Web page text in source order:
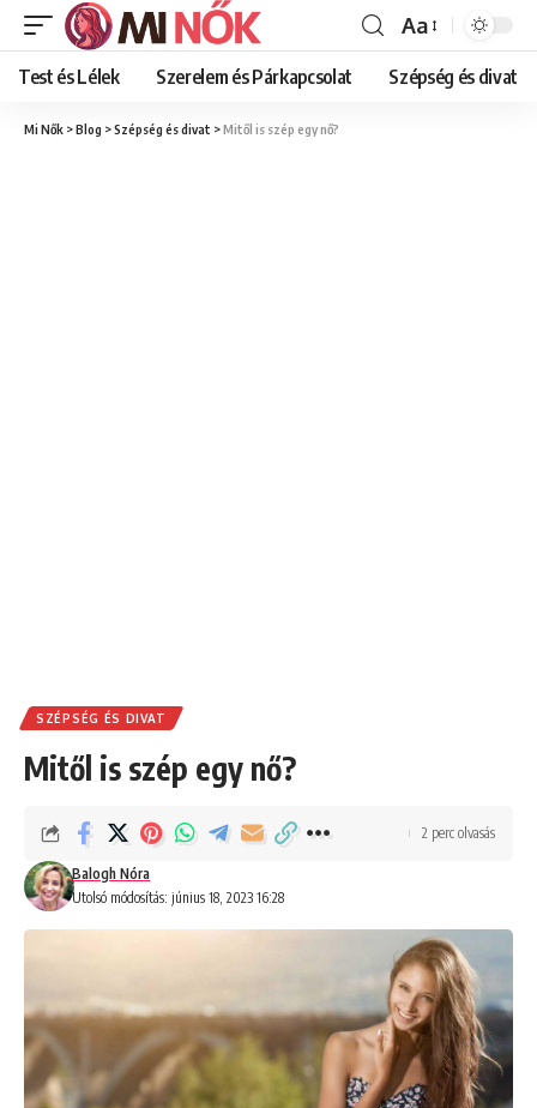
Font
Resizer
Aa
Test és Lélek Szerelem és Párkapcsolat Szépség és divat
Mi Nők >Blog >Szépség és divat >Mitől is szép egy nő?
SZÉPSÉG ÉS DIVAT
Mitől is szép egy nő?
Utolsó módosítás: június 18, 2023 16:28
Balogh Nóra
2 perc olvasás